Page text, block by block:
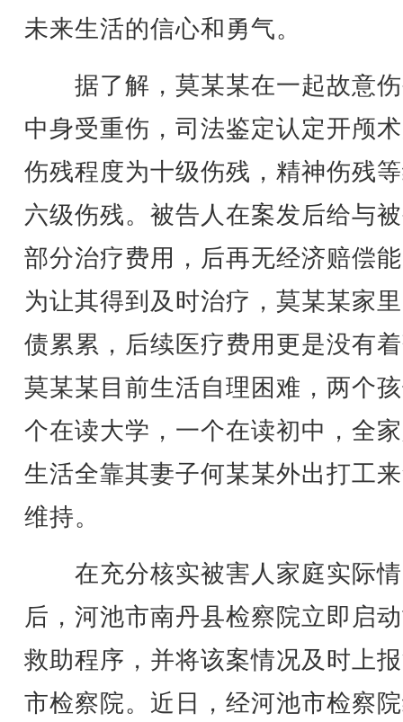
未来生活的信心和勇气。
据了解，莫某某在一起故意
中身受重伤，司法鉴定认定开颅
伤残程度为十级伤残，精神伤残
六级伤残。被告人在案发后给与
部分治疗费用，后再无经济赔偿
为让其得到及时治疗，莫某某家
债累累，后续医疗费用更是没有
莫某某目前生活自理困难，两个
个在读大学，一个在读初中，全
生活全靠其妻子何某某外出打工
维持。
在充分核实被害人家庭实际
后，河池市南丹县检察院立即启
救助程序，并将该案情况及时上
市检察院。近日，经河池市检察